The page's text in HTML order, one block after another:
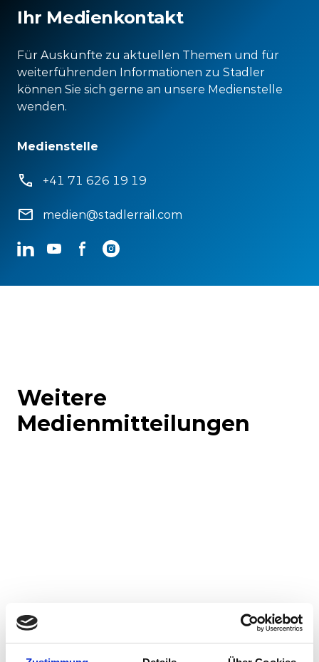
Ihr Medienkontakt
Für Auskünfte zu aktuellen Themen und für
weiterführenden Informationen zu Stadler
können Sie sich gerne an unsere Medienstelle
wenden.
Medienstelle
+41 71 626 19 19
medien@stadlerrail.com
LinkedInYouTubeFacebookInstagram
Weitere
Medienmitteilungen
Corporate-Medienmitteilungen